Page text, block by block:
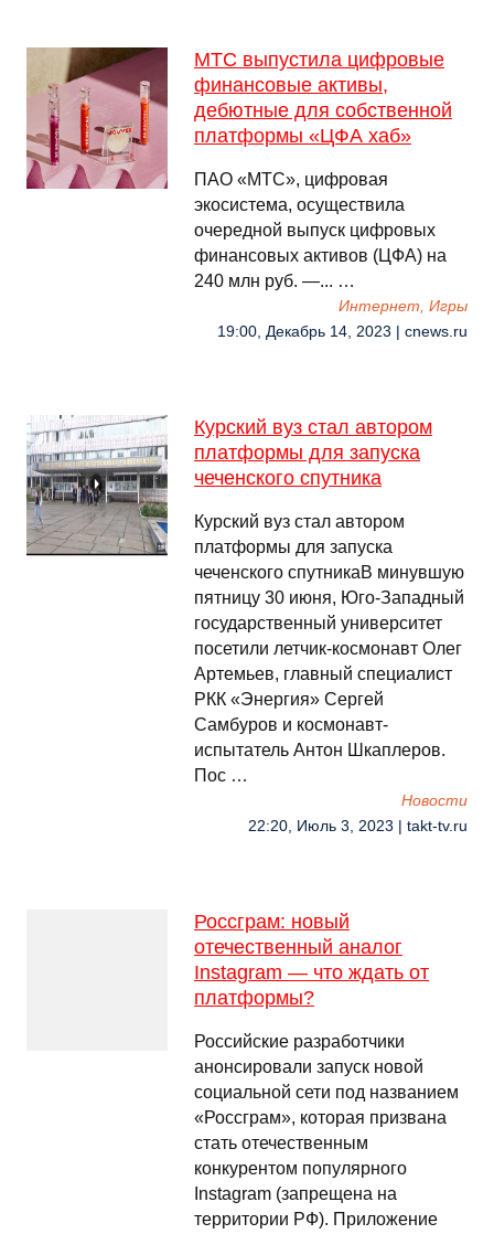
МТС выпустила цифровые
финансовые активы,
дебютные для собственной
платформы «ЦФА хаб»
ПАО «МТС», цифровая
экосистема, осуществила
очередной выпуск цифровых
финансовых активов (ЦФА) на
240 млн руб. —... …
Интернет, Игры
19:00, Декабрь 14, 2023 | cnews.ru
Курский вуз стал автором
платформы для запуска
чеченского спутника
Курский вуз стал автором
платформы для запуска
чеченского спутникаВ минувшую
пятницу 30 июня, Юго-Западный
государственный университет
посетили летчик-космонавт Олег
Артемьев, главный специалист
РКК «Энергия» Сергей
Самбуров и космонавт-
испытатель Антон Шкаплеров.
Пос …
Новости
22:20, Июль 3, 2023 | takt-tv.ru
Россграм: новый
отечественный аналог
Instagram — что ждать от
платформы?
Российские разработчики
анонсировали запуск новой
социальной сети под названием
«Россграм», которая призвана
стать отечественным
конкурентом популярного
Instagram (запрещена на
территории РФ). Приложение